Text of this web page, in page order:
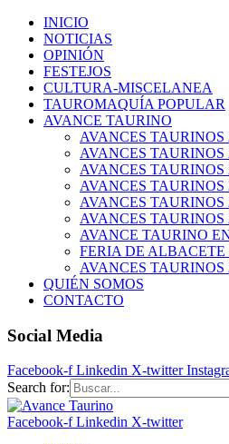
INICIO
NOTICIAS
OPINIÓN
FESTEJOS
CULTURA-MISCELANEA
TAUROMAQUÍA POPULAR
AVANCE TAURINO
AVANCES TAURINOS
AVANCES TAURINOS
AVANCES TAURINOS
AVANCES TAURINOS
AVANCES TAURINOS
AVANCES TAURINOS
AVANCE TAURINO
FERIA DE ALBACETE
AVANCES TAURINOS
QUIÉN SOMOS
CONTACTO
Social Media
Facebook-f Linkedin X-twitter
Search for:
Facebook-f Linkedin X-twitter